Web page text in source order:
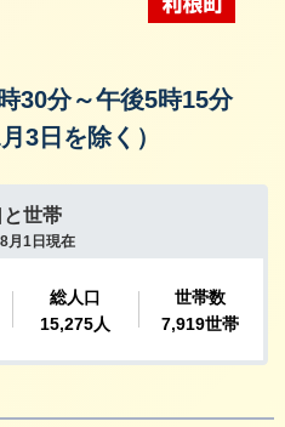
30分～午後5時15分
3日を除く）